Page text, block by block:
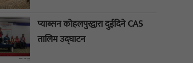
प्याब्सन कोहलपुरद्वारा दुईदिने CAS
तालिम उद्घाटन